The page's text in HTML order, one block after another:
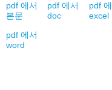
pdf 에서
본문
pdf 에서
doc
pdf
excel
pdf 에서
word